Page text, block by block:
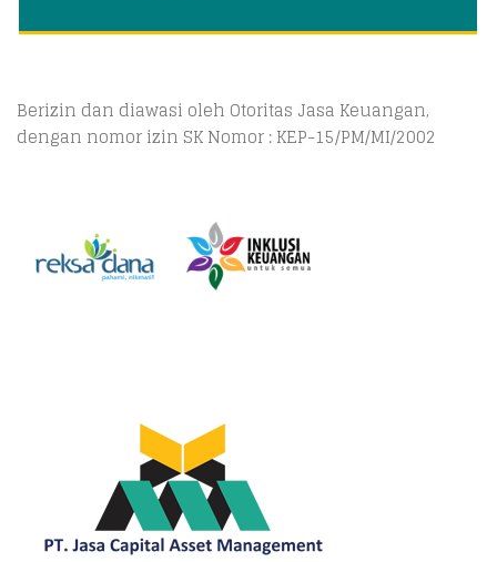
Berizin dan diawasi oleh Otoritas Jasa Keuangan,
dengan nomor izin SK Nomor : KEP-15/PM/MI/2002